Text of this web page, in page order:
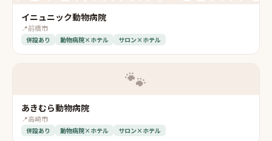
イニュニック動物病院
📍前橋市
併設あり 動物病院×ホテル サロン×ホテル
🐾
あきむら動物病院
📍高崎市
併設あり 動物病院×ホテル サロン×ホテル